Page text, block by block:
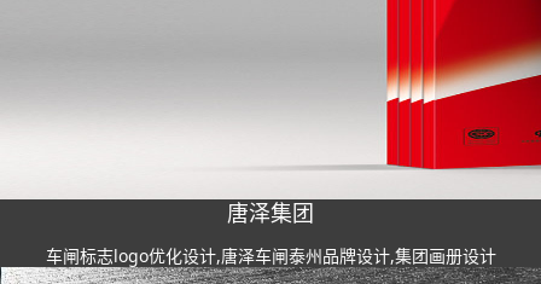
唐泽集团
车闸标志logo优化设计,唐泽车闸泰州品牌设计,集团画册设计